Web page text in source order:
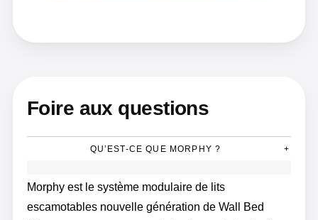
Foire aux questions
QU’EST-CE QUE MORPHY ? +
Morphy est le système modulaire de lits
escamotables nouvelle génération de Wall Bed